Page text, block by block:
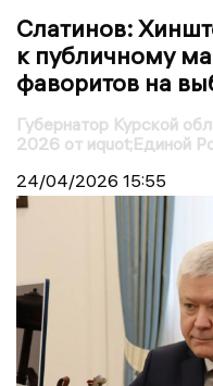
Слатинов:
к публичному
фаворитов на
Губернатор Курской
2026 от иquot;Единой
24/04/2026 15:55